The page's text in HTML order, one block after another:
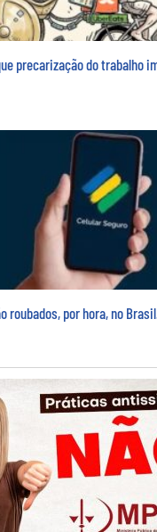
precarização do trabalho
roubados, por hora, no